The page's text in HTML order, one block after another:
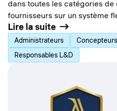
dans toutes les catégories
fournisseurs sur un système
Lire la suite
Administrateurs
Responsables L&D